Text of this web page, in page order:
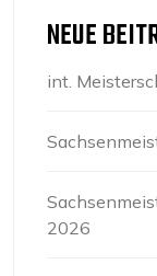
NEUE
int.
2026